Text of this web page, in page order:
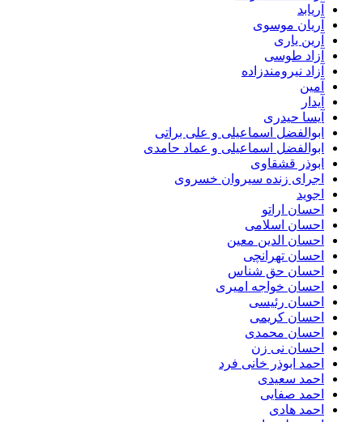
آریابد
آریان موسوی
آرین یاری
آزاد طوسی
آزاد نیرومندزاده
آمین
آیدار
آیسا حیدری
ابوالفضل اسماعیلی و علی براتی
ابوالفضل اسماعیلی و عماد حامدی
ابوذر قشقاوی
اجرای زنده سیروان خسروی
اجوید
احسان اراتو
احسان اسلامی
احسان الدین معین
احسان تهرانچی
احسان حق شناس
احسان خواجه امیری
احسان رئیسی
احسان کریمی
احسان محمدی
احسان نی زن
احمد ابوذر خانی فرد
احمد سعیدی
احمد صفایی
احمد هادی